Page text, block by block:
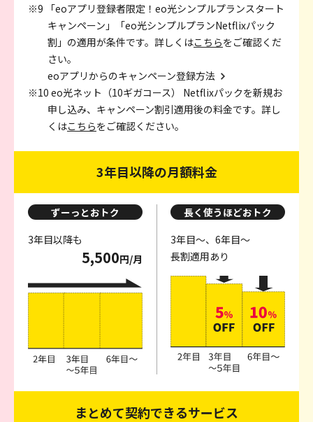
※9 「eoアプリ登録者限定！eo光シンプルプランスタート
キャンペーン」「eo光シンプルプランNetflixパック
割」の適用が条件です。詳しくはこちらをご確認くだ
さい。
eoアプリからのキャンペーン登録方法
※10 eo光ネット（10ギガコース） Netflixパックを新規お
申し込み、キャンペーン割引適用後の料金です。詳し
くはこちらをご確認ください。
3年目以降の月額料金
ずーっとおトク
3年目以降も
5,500円/月
長く使うほどおトク
3年目～、6年目～
長割適用あり
まとめて契約できるサービス